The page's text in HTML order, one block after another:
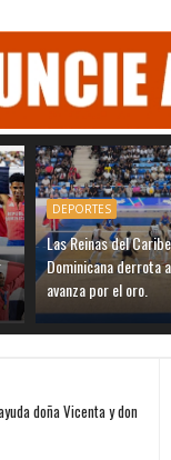
DEPORTES
Las Reinas del
Dominicana derrota
avanza por el oro.
doña Vicenta y don